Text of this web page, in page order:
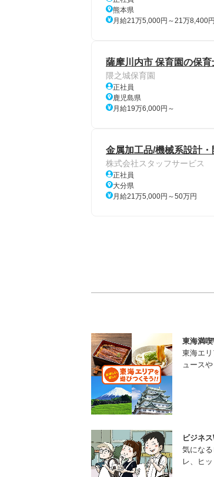
熊本県
月給21万5,000円～21万8,400円
薩摩川内市 保育園の保
隈之城保育園
正社員
鹿児島県
月給19万6,000円～
金属加工品/機械系設計
株式会社スタッフサービス
正社員
大分県
月給21万5,000円～50万円
東海満
東海エ
ュース
ビジネ
気にな
レ、ヒ